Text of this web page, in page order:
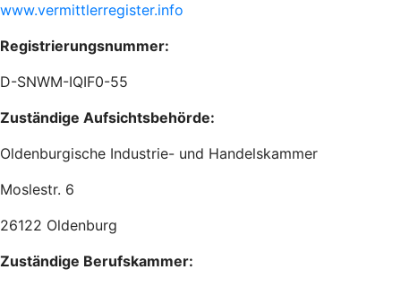
www.vermittlerregister.info
Registrierungsnummer:
D-SNWM-IQIF0-55
Zuständige Aufsichtsbehörde:
Oldenburgische Industrie- und Handelskammer
Moslestr. 6
26122 Oldenburg
Zuständige Berufskammer: